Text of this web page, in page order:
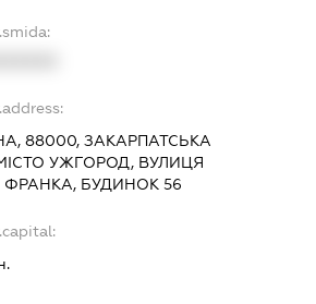
88000, ЗАКАРПАТСЬКА
УЖГОРОД, ВУЛИЦЯ
ФРАНКА, БУДИНОК 56